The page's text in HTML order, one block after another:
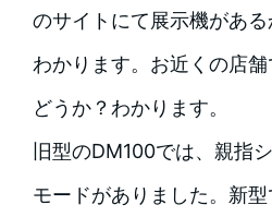
のサイトにて展示機があ
わかります。お近くの店
どうか？わかります。
旧型のDM100では、親指
モードがありました。新